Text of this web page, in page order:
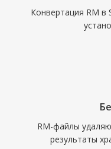
Конвертация RM в
RM-файлы
результаты